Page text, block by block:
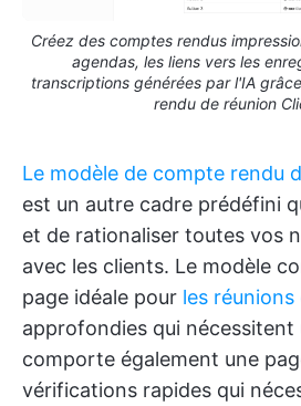
Créez des comptes rendus
agendas, les liens vers les
transcriptions générées par l'IA
rendu de réunion
Le modèle de compte rendu
est un autre cadre prédéfini
et de rationaliser toutes vos
avec les clients. Le modèle
page idéale pour les
approfondies qui nécessitent
comporte également une
vérifications rapides qui